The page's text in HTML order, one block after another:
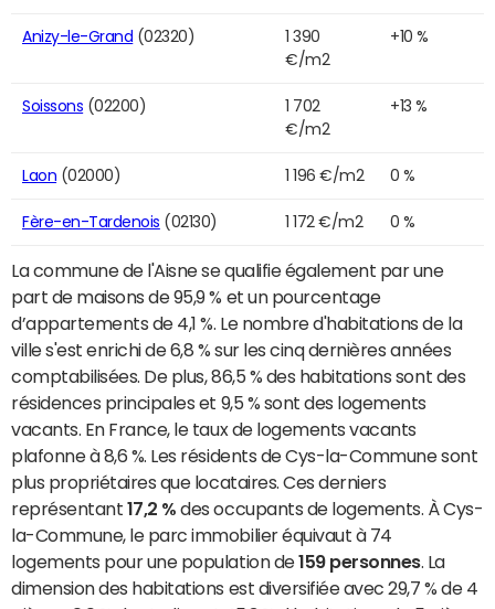
Anizy-le-Grand (02320)
1 390
€/m2
+10 %
Soissons (02200)
1 702
€/m2
+13 %
Laon (02000) 1 196 €/m2 0 %
Fère-en-Tardenois (02130) 1 172 €/m2 0 %
La commune de l'Aisne se qualifie également par une
part de maisons de 95,9 % et un pourcentage
d’appartements de 4,1 %. Le nombre d'habitations de la
ville s'est enrichi de 6,8 % sur les cinq dernières années
comptabilisées. De plus, 86,5 % des habitations sont des
résidences principales et 9,5 % sont des logements
vacants. En France, le taux de logements vacants
plafonne à 8,6 %. Les résidents de Cys-la-Commune sont
plus propriétaires que locataires. Ces derniers
représentant 17,2 % des occupants de logements. À Cys-
la-Commune, le parc immobilier équivaut à 74
logements pour une population de159 personnes. La
dimension des habitations est diversifiée avec 29,7 % de 4